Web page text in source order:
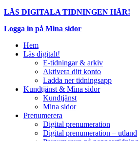
LÄS DIGITALA TIDNINGEN HÄR!
Logga in på Mina sidor
Hem
Läs digitalt!
E-tidningar & arkiv
Aktivera ditt konto
Ladda ner tidningsapp
Kundtjänst & Mina sidor
Kundtjänst
Mina sidor
Prenumerera
Digital prenumeration
Digital prenumeration – utland